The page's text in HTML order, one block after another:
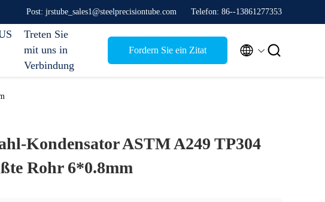
Post: jrstube_sales1@steelprecisiontube.com Telefon: 86--13861277353
Treten Sie
mit uns in
Verbindung
Fordern Sie ein Zitat  
Kondensator ASTM A249 TP304
Rohr 6*0.8mm